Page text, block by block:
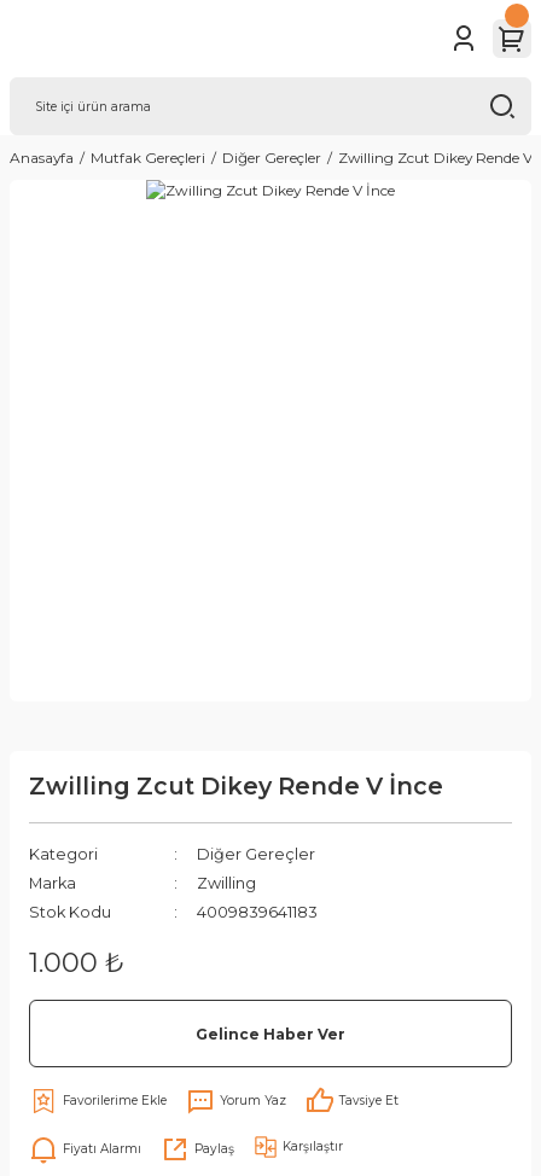
Anasayfa Mutfak Gereçleri Diğer Gereçler Zwilling Zcut Dikey Rende V
Zwilling Zcut Dikey Rende V İnce
Kategori
Diğer Gereçler
Marka
Zwilling
Stok Kodu
4009839641183
1.000 ₺
Gelince Haber Ver
Yorum Yaz Tavsiye Et
Fiyatı Alarmı Paylaş Karşılaştır